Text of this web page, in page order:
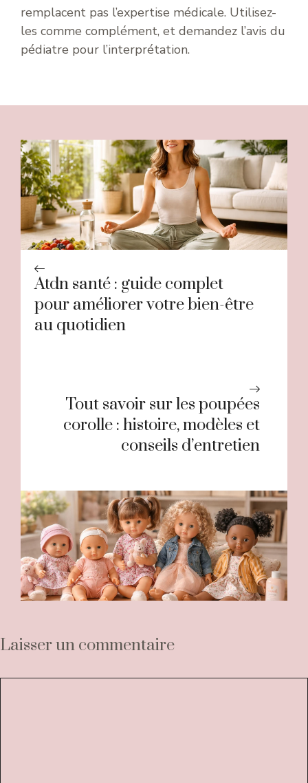
remplacent pas l’expertise médicale. Utilisez-
les comme complément, et demandez l’avis du
pédiatre pour l’interprétation.
Atdn santé : guide complet
pour améliorer votre bien-être
au quotidien
Tout savoir sur les poupées
corolle : histoire, modèles et
conseils d’entretien
Laisser un commentaire